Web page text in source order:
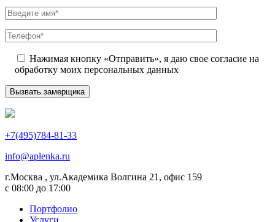
Нажимая кнопку «Отправить», я даю свое согласие на
обработку моих персональных данных
+7(495)784-81-33
info@aplenka.ru
г.Москва , ул.Академика Волгина 21, офис 159
с 08:00 до 17:00
Портфолио
Услуги